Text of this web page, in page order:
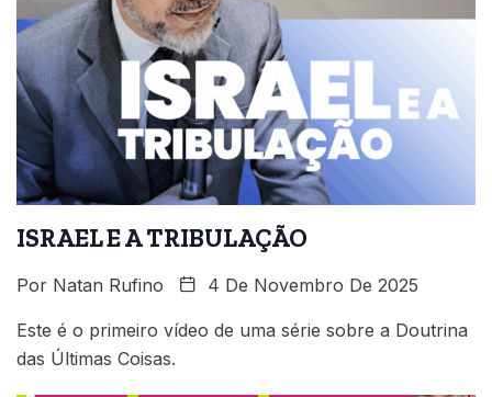
ISRAEL E A TRIBULAÇÃO
Por Natan Rufino 4 De Novembro De 2025
Este é o primeiro vídeo de uma série sobre a Doutrina
das Últimas Coisas.